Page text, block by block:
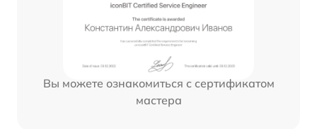
Вы можете ознакомиться с сертификатом
мастера